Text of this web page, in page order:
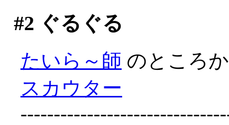
#2 ぐるぐる
たいら～師 のところ
スカウター